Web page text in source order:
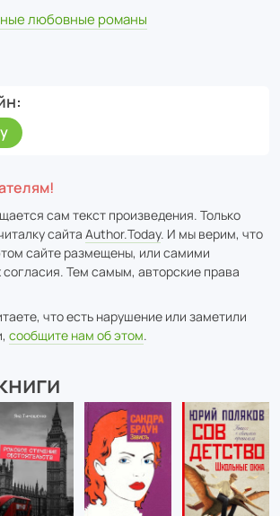
любовные романы
сам текст произведения. Только
сайта Author.Today. И мы верим, что
сайте размещены, или самими
Тем самым, авторские права
что есть нарушение или заметили
сообщите нам об этом.